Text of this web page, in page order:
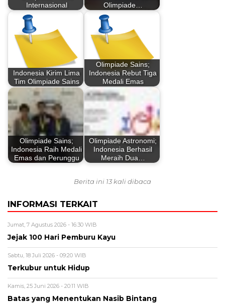
Internasional
Olimpiade…
Indonesia Kirim Lima
Tim Olimpiade Sains
Olimpiade Sains;
Indonesia Rebut Tiga
Medali Emas
Olimpiade Sains;
Indonesia Raih Medali
Emas dan Perunggu
Olimpiade Astronomi;
Indonesia Berhasil
Meraih Dua…
Berita ini 13 kali dibaca
INFORMASI TERKAIT
Jumat, 7 Agustus 2026 - 16:30 WIB
Jejak 100 Hari Pemburu Kayu
Sabtu, 18 Juli 2026 - 09:20 WIB
Terkubur untuk Hidup
Kamis, 25 Juni 2026 - 20:11 WIB
Batas yang Menentukan Nasib Bintang